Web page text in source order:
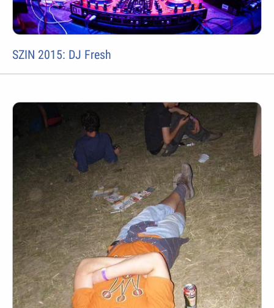
SZIN 2015: DJ Fresh